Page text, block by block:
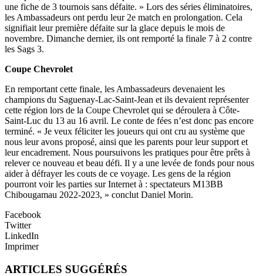
une fiche de 3 tournois sans défaite. » Lors des séries éliminatoires,
les Ambassadeurs ont perdu leur 2e match en prolongation. Cela
signifiait leur première défaite sur la glace depuis le mois de
novembre. Dimanche dernier, ils ont remporté la finale 7 à 2 contre
les Sags 3.
Coupe Chevrolet
En remportant cette finale, les Ambassadeurs devenaient les
champions du Saguenay-Lac-Saint-Jean et ils devaient représenter
cette région lors de la Coupe Chevrolet qui se déroulera à Côte-
Saint-Luc du 13 au 16 avril. Le conte de fées n’est donc pas encore
terminé. « Je veux féliciter les joueurs qui ont cru au système que
nous leur avons proposé, ainsi que les parents pour leur support et
leur encadrement. Nous poursuivons les pratiques pour être prêts à
relever ce nouveau et beau défi. Il y a une levée de fonds pour nous
aider à défrayer les couts de ce voyage. Les gens de la région
pourront voir les parties sur Internet à : spectateurs M13BB
Chibougamau 2022-2023, » conclut Daniel Morin.
Facebook
Twitter
LinkedIn
Imprimer
ARTICLES SUGGÉRÉS